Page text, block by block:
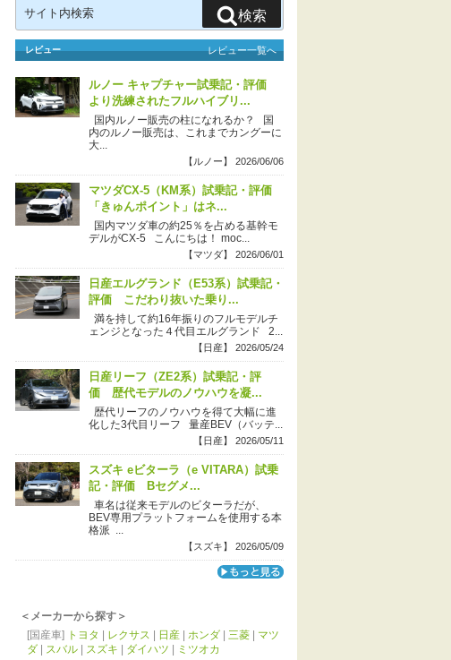
索:
検索
レビュー レビュー一覧へ
ルノー キャプチャー試乗記・評価
より洗練されたフルハイブリ...
国内ルノー販売の柱になれるか？ 国
内のルノー販売は、これまでカングーに
大...
【ルノー】 2026/06/06
マツダCX-5（KM系）試乗記・評価
「きゅんポイント」はネ...
国内マツダ車の約25％を占める基幹モ
デルがCX-5 こんにちは！ moc...
【マツダ】 2026/06/01
日産エルグランド（E53系）試乗記・
評価 こだわり抜いた乗り...
満を持して約16年振りのフルモデルチ
ェンジとなった４代目エルグランド 2...
【日産】 2026/05/24
日産リーフ（ZE2系）試乗記・評
価 歴代モデルのノウハウを凝...
歴代リーフのノウハウを得て大幅に進
化した3代目リーフ 量産BEV（バッテ...
【日産】 2026/05/11
スズキ eビターラ（e VITARA）試乗
記・評価 Bセグメ...
車名は従来モデルのビターラだが、
BEV専用プラットフォームを使用する本
格派 ...
【スズキ】 2026/05/09
＜メーカーから探す＞
[国産車] トヨタ レクサス 日産 ホンダ 三菱
マツ
ダ
スバル スズキ ダイハツ
ミツオカ